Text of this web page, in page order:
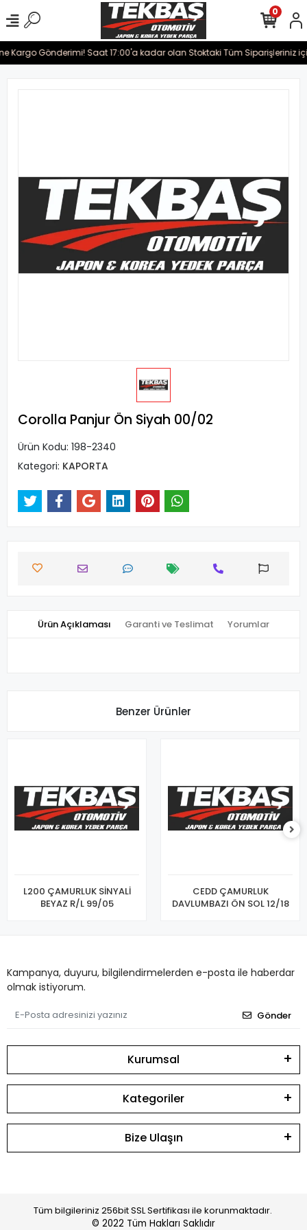
Kargo Gönderimi! Saat 17:00'a kadar olan Stoktaki Tüm Siparişleriniz
0
Corolla Panjur Ön Siyah 00/02
Ürün Kodu: 198-2340
Kategori: KAPORTA
Ürün Açıklaması Garanti ve Teslimat Yorumlar
Benzer Ürünler
L200 ÇAMURLUK SİNYALİ
BEYAZ R/L 99/05
CEDD ÇAMURLUK
DAVLUMBAZI ÖN SOL 12/18
Kampanya, duyuru, bilgilendirmelerden e-posta ile haberdar
olmak istiyorum.
Gönder
Kurumsal
Kategoriler
Bize Ulaşın
Tüm bilgileriniz 256bit SSL Sertifikası ile korunmaktadır.
© 2022 Tüm Hakları Saklıdır